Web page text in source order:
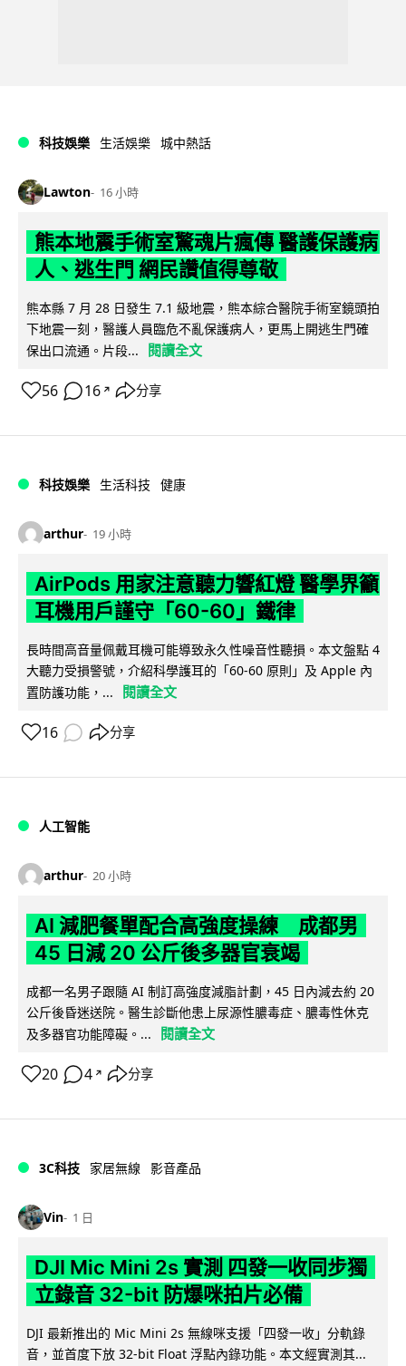
科技娛樂 生活娛樂 城中熱話
Lawton 16 小時
熊本地震手術室驚魂片瘋傳 醫護保護病
人、逃生門 網民讚值得尊敬
熊本縣 7 月 28 日發生 7.1 級地震，熊本綜合醫院手術室鏡頭拍
下地震一刻，醫護人員臨危不亂保護病人，更馬上開逃生門確
保出口流通。片段...
閱讀全文
56 16 ↗ 分享
科技娛樂 生活科技 健康
arthur 19 小時
AirPods 用家注意聽力響紅燈 醫學界籲
耳機用戶謹守「60-60」鐵律
長時間高音量佩戴耳機可能導致永久性噪音性聽損。本文盤點 4
大聽力受損警號，介紹科學護耳的「60-60 原則」及 Apple 內
置防護功能，...
閱讀全文
16 分享
人工智能
arthur 20 小時
AI 減肥餐單配合高強度操練 成都男
45 日減 20 公斤後多器官衰竭
成都一名男子跟隨 AI 制訂高強度減脂計劃，45 日內減去約 20
公斤後昏迷送院。醫生診斷他患上尿源性膿毒症、膿毒性休克
及多器官功能障礙。...
閱讀全文
20 4 ↗ 分享
3C科技 家居無線 影音產品
Vin 1 日
DJI Mic Mini 2s 實測 四發一收同步獨
立錄音 32-bit 防爆咪拍片必備
DJI 最新推出的 Mic Mini 2s 無線咪支援「四發一收」分軌錄
音，並首度下放 32-bit Float 浮點內錄功能。本文經實測其...